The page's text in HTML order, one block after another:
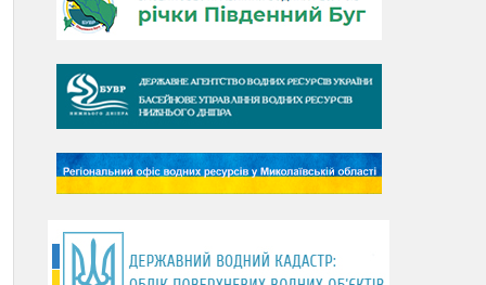
День Дунаю
День Південного Бугу
День води
День чистих берегів
(місячник благоустрою)